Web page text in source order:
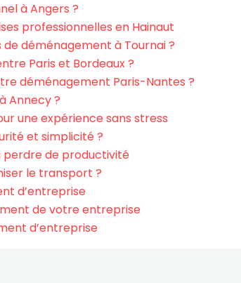
à Angers ?
professionnelles en Hainaut
déménagement à Tournai ?
Paris et Bordeaux ?
déménagement Paris-Nantes ?
Annecy ?
une expérience sans stress
et simplicité ?
perdre de productivité
le transport ?
d’entreprise
de votre entreprise
d’entreprise